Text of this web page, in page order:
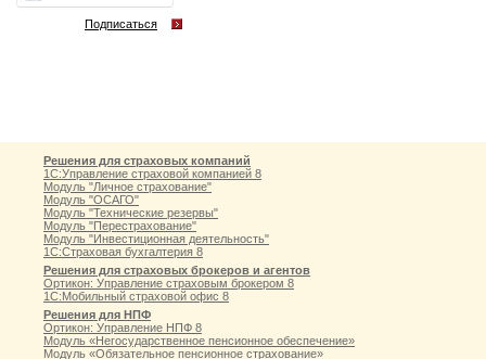
Подписаться
Решения для страховых компаний
1С:Управление страховой компанией 8
Модуль "Личное страхование"
Модуль "ОСАГО"
Модуль "Технические резервы"
Модуль "Перестрахование"
Модуль "Инвестиционная деятельность"
1С:Страховая бухгалтерия 8
Решения для страховых брокеров и агентов
Ортикон: Управление страховым брокером 8
1С:Мобильный страховой офис 8
Решения для НПФ
Ортикон: Управление НПФ 8
Модуль «Негосударственное пенсионное обеспечение»
Модуль «Обязательное пенсионное страхование»